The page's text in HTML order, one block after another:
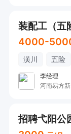
装配工（五
4000-
潢川 五险
李经理
河南易方
招聘弋阳公